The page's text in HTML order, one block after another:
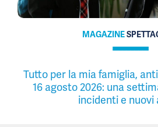
MAGAZINE
Tutto per la mia famiglia,
16 agosto 2026: una
incidenti e nuovi